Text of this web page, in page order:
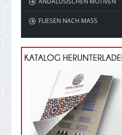
FLIESEN NACH MASS